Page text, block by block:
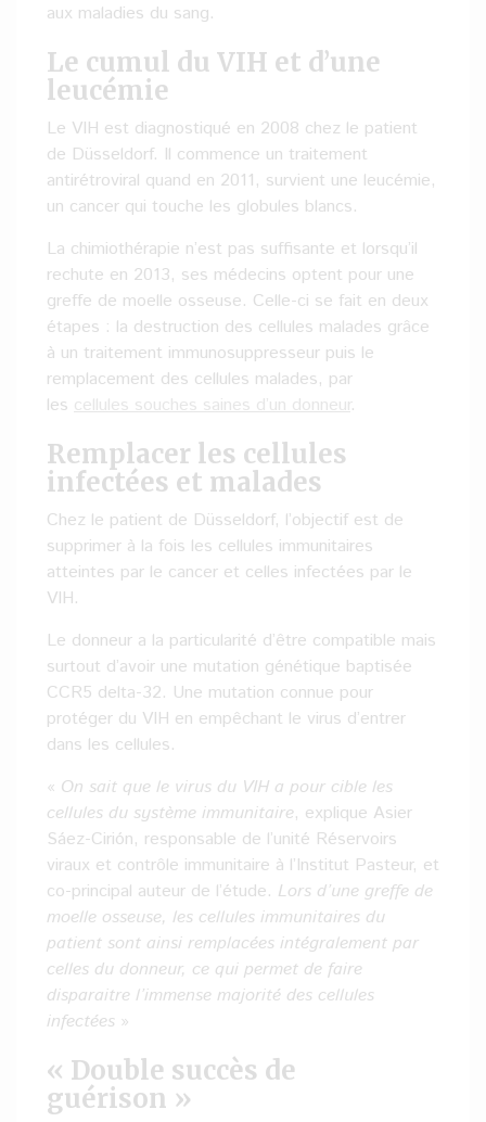
aux maladies du sang.
Le cumul du VIH et d’une
leucémie
Le VIH est diagnostiqué en 2008 chez le patient
de Düsseldorf. Il commence un traitement
antirétroviral quand en 2011, survient une leucémie,
un cancer qui touche les globules blancs.
La chimiothérapie n’est pas suffisante et lorsqu’il
rechute en 2013, ses médecins optent pour une
greffe de moelle osseuse. Celle-ci se fait en deux
étapes : la destruction des cellules malades grâce
à un traitement immunosuppresseur puis le
remplacement des cellules malades, par
les cellules souches saines d’un donneur.
Remplacer les cellules
infectées et malades
Chez le patient de Düsseldorf, l’objectif est de
supprimer à la fois les cellules immunitaires
atteintes par le cancer et celles infectées par le
VIH.
Le donneur a la particularité d’être compatible mais
surtout d’avoir une mutation génétique baptisée
CCR5 delta-32. Une mutation connue pour
protéger du VIH en empêchant le virus d’entrer
dans les cellules.
« On sait que le virus du VIH a pour cible les
cellules du système immunitaire, explique Asier
Sáez-Cirión, responsable de l’unité Réservoirs
viraux et contrôle immunitaire à l’Institut Pasteur, et
co-principal auteur de l’étude. Lors d’une greffe de
moelle osseuse, les cellules immunitaires du
patient sont ainsi remplacées intégralement par
celles du donneur, ce qui permet de faire
disparaitre l’immense majorité des cellules
infectées »
« Double succès de
guérison »